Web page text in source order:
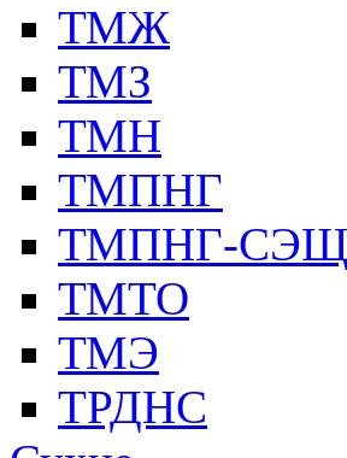
ТМЖ
ТМЗ
ТМН
ТМПНГ
ТМПНГ-СЭЩ
ТМТО
ТМЭ
ТРДНС